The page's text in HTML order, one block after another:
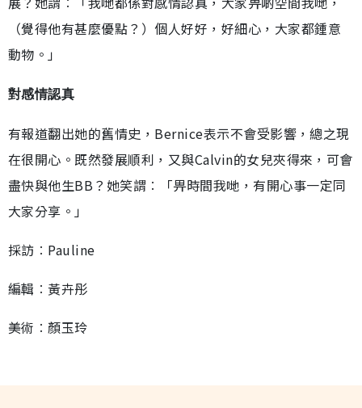
（覺得他有甚麼優點？）個人好好，好細心，大家都鍾意
動物。」
對感情認真
有報道翻出她的舊情史，Bernice表示不會受影響，總之現
在很開心。既然發展順利，又與Calvin的女兒夾得來，可會
盡快與他生BB？她笑謂︰「畀時間我哋，有開心事一定同
大家分享。」
採訪︰Pauline
編輯︰黃卉彤
美術︰顏玉玲